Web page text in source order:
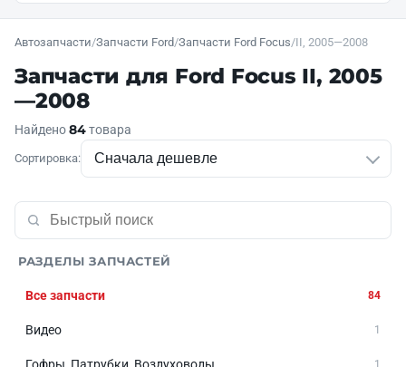
Автозапчасти/Запчасти Ford/Запчасти Ford Focus/II, 2005—2008
Запчасти для Ford Focus II, 2005
—2008
Найдено84товара
Сортировка:
РАЗДЕЛЫ ЗАПЧАСТЕЙ
Все запчасти 84
Видео 1
1